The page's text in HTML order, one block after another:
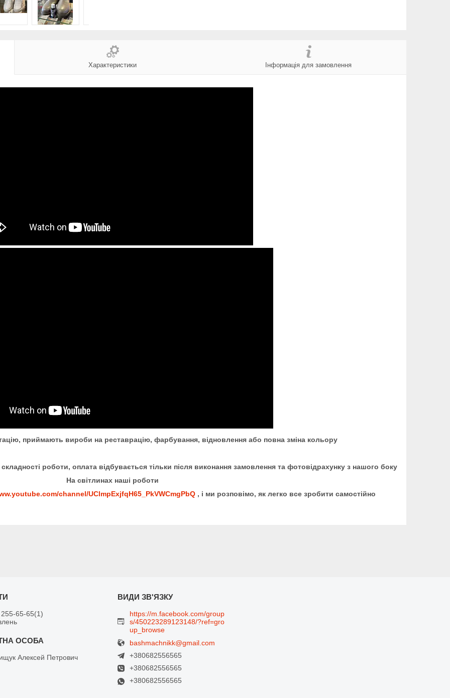
Характеристики Інформація для замовлення
приймають вироби на реставрацію, фарбування, відновлення або повна зміна кольору
роботи, оплата відбувається тільки після виконання замовлення та фотовідрахунку з нашого боку
На світлинах наші роботи
channel/UClmpExjfqH65_PkVWCmgPbQ, і ми розповімо, як легко все зробити самостійно
65-65 1
Алексей Петрович
https://m.facebook.com/group
s/450223289123148/?ref=gro
up_browse
bashmachnikk@gmail.com
+380682556565
+380682556565
+380682556565